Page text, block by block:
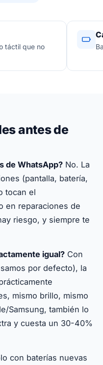
táctil que no
antes de
de WhatsApp? No. La
(pantalla, batería,
tocan el
en reparaciones de
riesgo, y siempre te
igual? Con
por defecto), la
mismo brillo, mismo
Samsung, también lo
y cuesta un 30-40%
con baterías nuevas